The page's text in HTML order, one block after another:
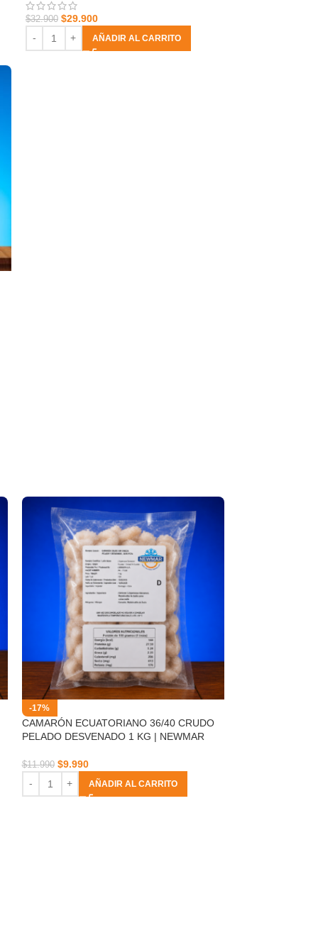
$32.900 $29.900
AÑADIR AL CARRITO
-17%
CAMARÓN ECUATORIANO 36/40 CRUDO
PELADO DESVENADO 1 KG | NEWMAR
$11.990 $9.990
AÑADIR AL CARRITO